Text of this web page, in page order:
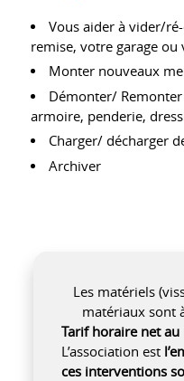
Vous aider à vider/
remise, votre garage ou
Monter nouveaux
Démonter/
armoire, penderie,
Charger/ décharger
Archiver
Les matériels
matériaux sont
Tarif horaire net
L’association est
ces interventions